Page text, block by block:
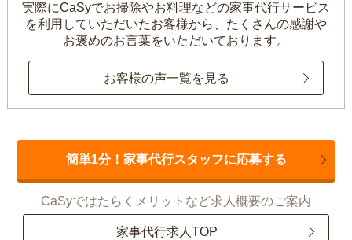
実際にCaSyでお掃除やお料理などの家事代行サービス
を利用していただいたお客様から、 たくさんの感謝や
お褒めのお言葉をいただいております。
お客様の声一覧を見る
簡単1分！家事代行スタッフに応募する
CaSyではたらくメリットなど求人概要のご案内
家事代行求人TOP